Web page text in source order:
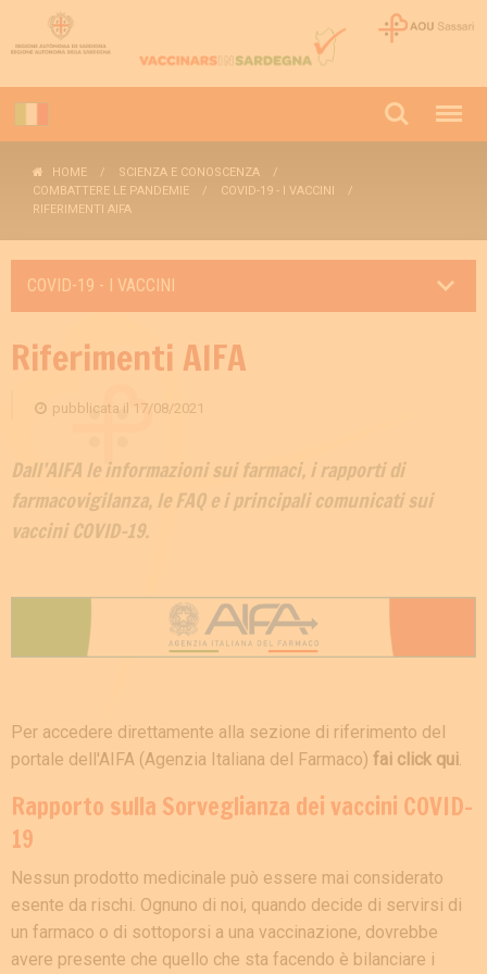
HOME
SCIENZA E CONOSCENZA
COMBATTERE LE PANDEMIE
COVID-19 - I VACCINI
RIFERIMENTI AIFA
COVID-19 - I VACCINI
Riferimenti AIFA
pubblicata il 17/08/2021
Dall’AIFA le informazioni sui farmaci, i rapporti di
farmacovigilanza, le FAQ e i principali comunicati sui
vaccini COVID-19.
Per accedere direttamente alla sezione di riferimento del
portale dell'AIFA (Agenzia Italiana del Farmaco) fai click qui
Rapporto sulla Sorveglianza dei vaccini COVID-
19
Nessun prodotto medicinale può essere mai considerato
esente da rischi. Ognuno di noi, quando decide di servirsi di
un farmaco o di sottoporsi a una vaccinazione, dovrebbe
avere presente che quello che sta facendo è bilanciare i